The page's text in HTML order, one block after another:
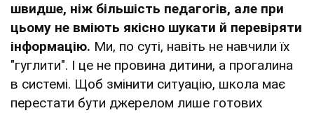
швидше, ніж більшість педагогів, але при
цьому не вміють якісно шукати й перевіряти
інформацію. Ми, по суті, навіть не навчили їх
"гуглити". І це не провина дитини, а прогалина
в системі. Щоб змінити ситуацію, школа має
перестати бути джерелом лише готових